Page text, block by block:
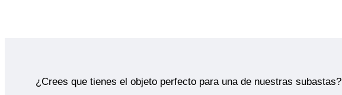
¿Crees que tienes el objeto perfecto para una de nuestras subastas?